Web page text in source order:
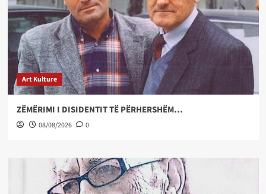
Art Kulture
ZËMËRIMI I DISIDENTIT TË PËRHERSHËM…
08/08/2026 0